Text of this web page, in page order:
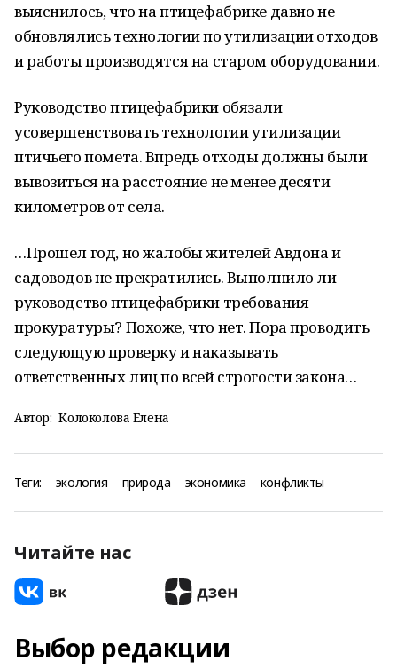
выяснилось, что на птицефабрике давно не
обновлялись технологии по утилизации отходов
и работы производятся на старом оборудовании.
Руководство птицефабрики обязали
усовершенствовать технологии утилизации
птичьего помета. Впредь отходы должны были
вывозиться на расстояние не менее десяти
километров от села.
…Прошел год, но жалобы жителей Авдона и
садоводов не прекратились. Выполнило ли
руководство птицефабрики требования
прокуратуры? Похоже, что нет. Пора проводить
следующую проверку и наказывать
ответственных лиц по всей строгости закона…
Автор: Колоколова Елена
Теги: экология природа экономика конфликты
Читайте нас
Выбор редакции